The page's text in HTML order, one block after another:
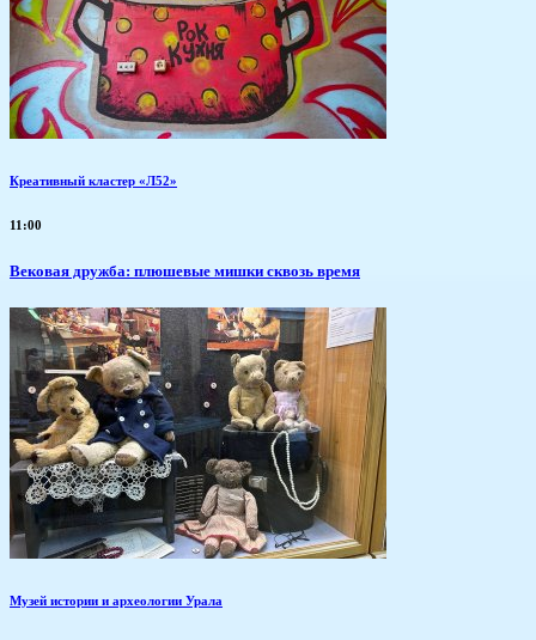
Креативный кластер «Л52»
11:00
Вековая дружба: плюшевые мишки сквозь время
Музей истории и археологии Урала